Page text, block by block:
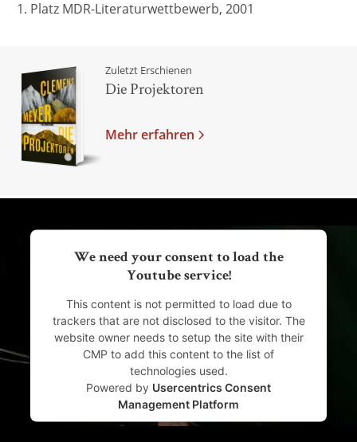
1. Platz MDR-Literaturwettbewerb, 2001
Zuletzt Erschienen
Die Projektoren
Mehr erfahren
We need your consent to load the
Youtube service!
This content is not permitted to load due to
trackers that are not disclosed to the visitor. The
website owner needs to setup the site with their
CMP to add this content to the list of
technologies used.
Powered by Usercentrics Consent
Management Platform